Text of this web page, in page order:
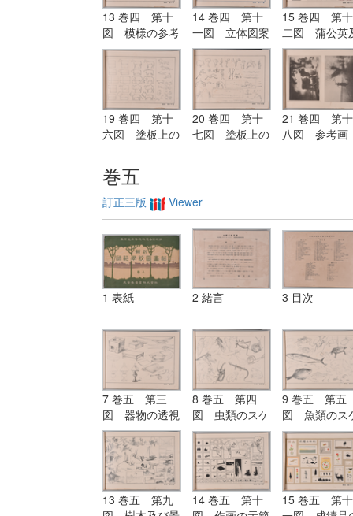
13 巻四 第十
図 模様の参考
図
14 巻四 第十
一図 立体図案
の参考図
15 巻四 第十
二図 蒲公英
び其の模様の
用画
19 巻四 第十
六図 塗板上の
くも宜し）
20 巻四 第十
七図 塗板上の
21 巻四 第十
八図 参考画
巻五
訂正三版 Viewer
1 表紙 2 緒言 3 目次
7 巻五 第三
図 器物の透視
画
8 巻五 第四
図 虫類のスケ
ッチ
9 巻五 第五
図 魚類のス
ッチ
13 巻五 第九
14 巻五 第十
15 巻五 第十